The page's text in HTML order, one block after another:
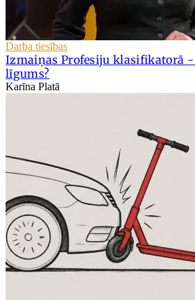
Darba tiesības
Izmaiņas Profesiju klasifikatorā
līgums?
Karīna Platā